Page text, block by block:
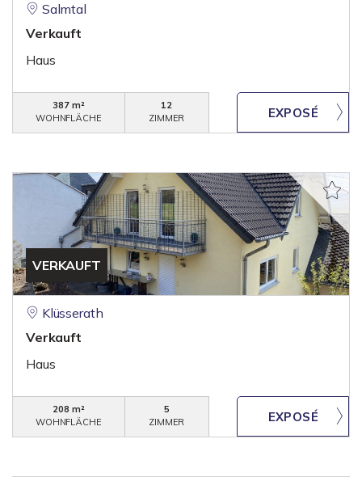
Salmtal
Verkauft
Haus
387 m²
WOHNFLÄCHE
12
ZIMMER
VERKAUFT
Klüsserath
Verkauft
Haus
208 m²
WOHNFLÄCHE
5
ZIMMER